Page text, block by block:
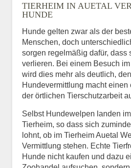
E-Mail*
Informationen
Tier.
TIERHEIM IN AUETAL
HUNDE
Hunde gelten zwar als der
Menschen, doch
sorgen regelmäßig dafür, dass
verlieren. Bei einem Besuch im
wird dies mehr als deutlich,
Hundevermittlung macht einen
der örtlichen Tierschutzarbeit
Selbst Hundewelpen landen
Tierheim, so dass sich
lohnt, ob im Tierheim Auetal
Vermittlung stehen. Echte
Hunde nicht kaufen und dazu